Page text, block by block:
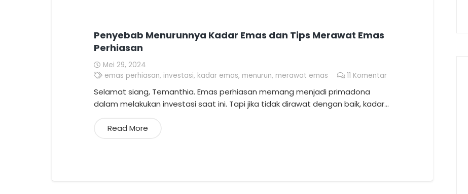
Penyebab Menurunnya Kadar Emas dan Tips Merawat Emas
Perhiasan
Mei 29, 2024
emas perhiasan, investasi, kadar emas, menurun, merawat emas 11 Komentar
Selamat siang, Temanthia. Emas perhiasan memang menjadi primadona
dalam melakukan investasi saat ini. Tapi jika tidak dirawat dengan baik, kadar…
Read More